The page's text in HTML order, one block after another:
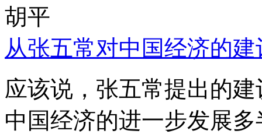
胡平
从张五常对中国经济的
应该说，张五常提出的
中国经济的进一步发展